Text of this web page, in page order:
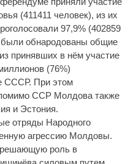
(411411 человек), из их
97,9% (402859
были обнародованы общие
принявших в нём участие
(76%)
СССР. При этом
ССР Молдова также
и Эстония.
отряды Народного
агрессию Молдовы.
решающую роль в